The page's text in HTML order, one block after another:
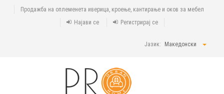
Продажба на оплеменета иверица, кроење, кантирање и оков за мебел
Најави се
Регистрирај се
Јазик: Македонски